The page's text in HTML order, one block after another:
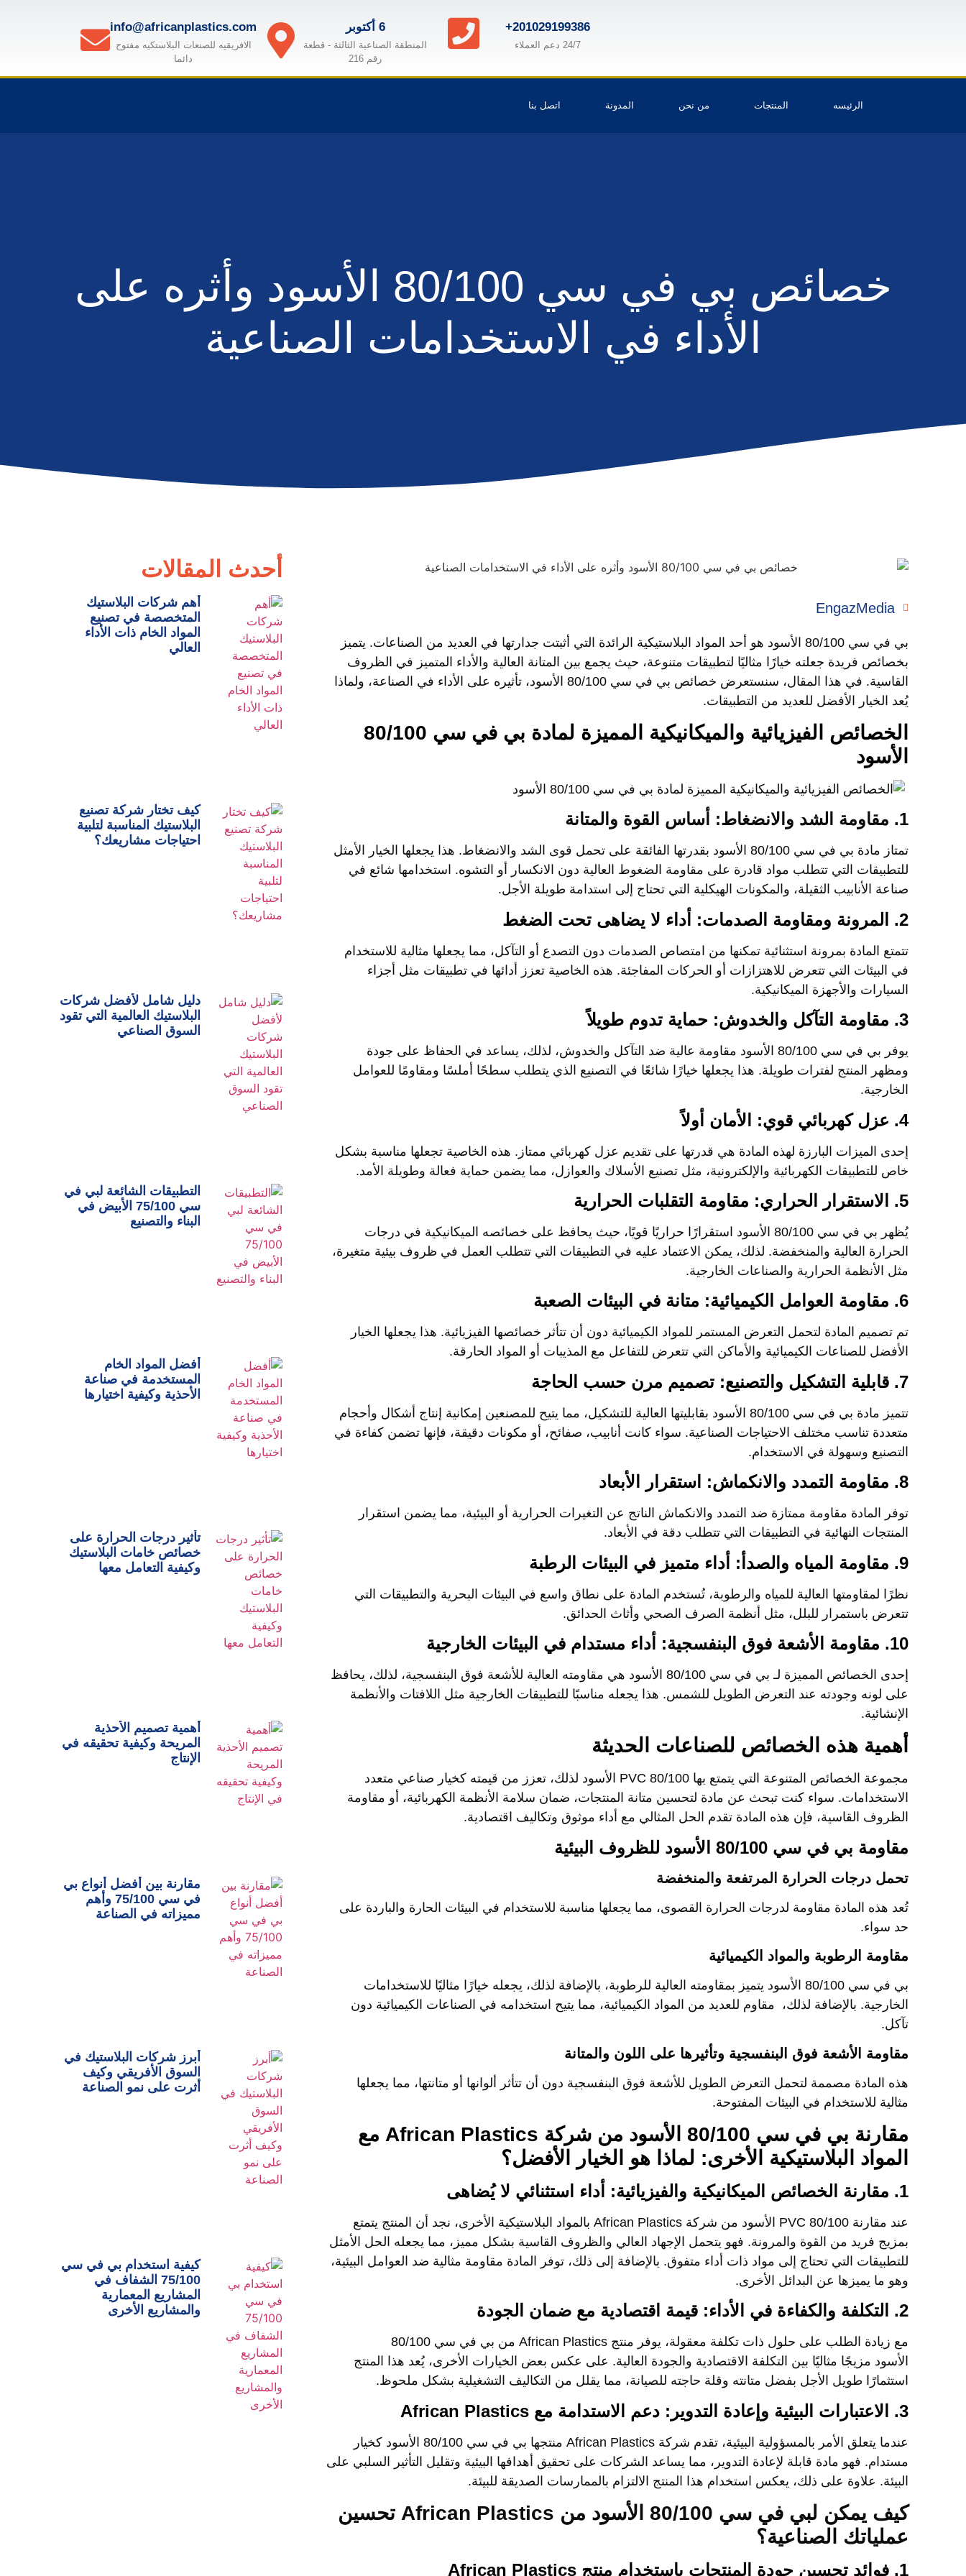
+201029199386
24/7 دعم العملاء
6 أكتوبر
المنطقة الصناعية الثالثة - قطعة
رقم 216
info@africanplastics.com
الافريقيه للصنعات البلاستكيه مفتوح
دائما
الرئيسه المنتجات من نحن المدونة اتصل بنا
خصائص بي في سي 80/100 الأسود وأثره على
الأداء في الاستخدامات الصناعية
EngazMedia
بي في سي 80/100 الأسود هو أحد المواد البلاستيكية الرائدة التي أثبتت جدارتها في العديد من الصناعات. يتميز
بخصائص فريدة جعلته خيارًا مثاليًا لتطبيقات متنوعة، حيث يجمع بين المتانة العالية والأداء المتميز في الظروف
القاسية. في هذا المقال، سنستعرض خصائص بي في سي 80/100 الأسود ، تأثيره على الأداء في الصناعة، ولماذا
يُعد الخيار الأفضل للعديد من التطبيقات.
الخصائص الفيزيائية والميكانيكية المميزة لمادة بي في سي 80/100
الأسود
1. مقاومة الشد والانضغاط: أساس القوة والمتانة
تمتاز مادة بي في سي 80/100 الأسود
بقدرتها الفائقة على تحمل قوى الشد والانضغاط. هذا يجعلها الخيار الأمثل
للتطبيقات التي تتطلب مواد قادرة على مقاومة الضغوط العالية دون الانكسار أو التشوه. استخدامها شائع في
صناعة الأنابيب الثقيلة، والمكونات الهيكلية التي تحتاج إلى استدامة طويلة الأجل.
2. المرونة ومقاومة الصدمات: أداء لا يضاهى تحت الضغط
تتمتع المادة بمرونة استثنائية تمكنها من امتصاص الصدمات دون التصدع أو التآكل، مما يجعلها مثالية للاستخدام
في البيئات التي تتعرض للاهتزازات أو الحركات المفاجئة. هذه الخاصية تعزز أدائها في تطبيقات مثل أجزاء
السيارات والأجهزة الميكانيكية.
3. مقاومة التآكل والخدوش: حماية تدوم طويلاً
يوفر بي في سي 80/100 الأسود
مقاومة عالية ضد التآكل والخدوش، لذلك، يساعد في الحفاظ على جودة
ومظهر المنتج لفترات طويلة. هذا يجعلها خيارًا شائعًا في التصنيع الذي يتطلب سطحًا أملسًا ومقاومًا للعوامل
الخارجية.
4. عزل كهربائي قوي: الأمان أولاً
إحدى الميزات البارزة لهذه المادة هي قدرتها على تقديم عزل كهربائي ممتاز. هذه الخاصية تجعلها مناسبة بشكل
خاص للتطبيقات الكهربائية والإلكترونية، مثل تصنيع الأسلاك والعوازل، مما يضمن حماية فعالة وطويلة الأمد.
5. الاستقرار الحراري: مقاومة التقلبات الحرارية
يُظهر بي في سي 80/100 الأسود
استقرارًا حراريًا قويًا، حيث يحافظ على خصائصه الميكانيكية في درجات
الحرارة العالية والمنخفضة. لذلك، يمكن الاعتماد عليه في التطبيقات التي تتطلب العمل في ظروف بيئية متغيرة،
مثل الأنظمة الحرارية والصناعات الخارجية.
6. مقاومة العوامل الكيميائية: متانة في البيئات الصعبة
تم تصميم المادة لتحمل التعرض المستمر للمواد الكيميائية دون أن تتأثر خصائصها الفيزيائية. هذا يجعلها الخيار
الأفضل للصناعات الكيميائية والأماكن التي تتعرض للتفاعل مع المذيبات أو المواد الحارقة.
7. قابلية التشكيل والتصنيع: تصميم مرن حسب الحاجة
تتميز مادة بي في سي 80/100 الأسود
بقابليتها العالية للتشكيل، مما يتيح للمصنعين إمكانية إنتاج أشكال وأحجام
متعددة تناسب مختلف الاحتياجات الصناعية. سواء كانت أنابيب، صفائح، أو مكونات دقيقة، فإنها تضمن كفاءة في
التصنيع وسهولة في الاستخدام.
8. مقاومة التمدد والانكماش: استقرار الأبعاد
توفر المادة مقاومة ممتازة ضد التمدد والانكماش الناتج عن التغيرات الحرارية أو البيئية، مما يضمن استقرار
المنتجات النهائية في التطبيقات التي تتطلب دقة في الأبعاد.
9. مقاومة المياه والصدأ: أداء متميز في البيئات الرطبة
نظرًا لمقاومتها العالية للمياه والرطوبة، تُستخدم المادة على نطاق واسع في البيئات البحرية والتطبيقات التي
تتعرض باستمرار للبلل، مثل أنظمة الصرف الصحي وأثاث الحدائق.
10. مقاومة الأشعة فوق البنفسجية: أداء مستدام في البيئات الخارجية
إحدى الخصائص المميزة لـ بي في سي 80/100 الأسود
هي مقاومته العالية للأشعة فوق البنفسجية، لذلك، يحافظ
على لونه وجودته عند التعرض الطويل للشمس. هذا يجعله مناسبًا للتطبيقات الخارجية مثل اللافتات والأنظمة
الإنشائية.
أهمية هذه الخصائص للصناعات الحديثة
مجموعة الخصائص المتنوعة التي يتمتع بها PVC 80/100 الأسود
لذلك، تعزز من قيمته كخيار صناعي متعدد
الاستخدامات. سواء كنت تبحث عن مادة لتحسين متانة المنتجات، ضمان سلامة الأنظمة الكهربائية، أو مقاومة
الظروف القاسية، فإن هذه المادة تقدم الحل المثالي مع أداء موثوق وتكاليف اقتصادية.
مقاومة بي في سي 80/100 الأسود للظروف البيئية
تحمل درجات الحرارة المرتفعة والمنخفضة
تُعد هذه المادة مقاومة لدرجات الحرارة القصوى، مما يجعلها مناسبة للاستخدام في البيئات الحارة والباردة على
حد سواء.
مقاومة الرطوبة والمواد الكيميائية
بي في سي 80/100 الأسود يتميز بمقاومته العالية للرطوبة، بالإضافة لذلك، يجعله خيارًا مثاليًا للاستخدامات
الخارجية. بالإضافة لذلك، مقاوم للعديد من المواد الكيميائية، مما يتيح استخدامه في الصناعات الكيميائية دون
تآكل.
مقاومة الأشعة فوق البنفسجية وتأثيرها على اللون والمتانة
هذه المادة مصممة لتحمل التعرض الطويل للأشعة فوق البنفسجية دون أن تتأثر ألوانها أو متانتها، مما يجعلها
مثالية للاستخدام في البيئات المفتوحة.
مقارنة بي في سي 80/100 الأسود من شركة African Plastics مع
المواد البلاستيكية الأخرى: لماذا هو الخيار الأفضل؟
1. مقارنة الخصائص الميكانيكية والفيزيائية: أداء استثنائي لا يُضاهى
عند مقارنة PVC 80/100 الأسود من شركة African Plastics بالمواد البلاستيكية الأخرى، نجد أن المنتج يتمتع
بمزيج فريد من القوة والمرونة. فهو يتحمل الإجهاد العالي والظروف القاسية بشكل مميز، مما يجعله الحل الأمثل
للتطبيقات التي تحتاج إلى مواد ذات أداء متفوق. بالإضافة إلى ذلك، توفر المادة مقاومة مثالية ضد العوامل البيئية،
وهو ما يميزها عن البدائل الأخرى.
2. التكلفة والكفاءة في الأداء: قيمة اقتصادية مع ضمان الجودة
مع زيادة الطلب على حلول ذات تكلفة معقولة، يوفر منتج African Plastics من
بي في سي 80/100
الأسود مزيجًا مثاليًا بين التكلفة الاقتصادية والجودة العالية. على عكس بعض الخيارات الأخرى، يُعد هذا المنتج
استثمارًا طويل الأجل بفضل متانته وقلة حاجته للصيانة، مما يقلل من التكاليف التشغيلية بشكل ملحوظ.
3. الاعتبارات البيئية وإعادة التدوير: دعم الاستدامة مع African Plastics
عندما يتعلق الأمر بالمسؤولية البيئية، تقدم شركة African Plastics منتجها بي في سي 80/100 الأسود
كخيار
مستدام. فهو مادة قابلة لإعادة التدوير، مما يساعد الشركات على تحقيق أهدافها البيئية وتقليل التأثير السلبي على
البيئة. علاوة على ذلك، يعكس استخدام هذا المنتج الالتزام بالممارسات الصديقة للبيئة.
كيف يمكن لبي في سي 80/100 الأسود من African Plastics تحسين
عملياتك الصناعية؟
1. فوائد تحسين جودة المنتجات باستخدام منتج African Plastics
أحدث المقالات
أهم شركات البلاستيك
المتخصصة في تصنيع
المواد الخام ذات الأداء
العالي
كيف تختار شركة تصنيع
البلاستيك المناسبة لتلبية
احتياجات مشاريعك؟
دليل شامل لأفضل شركات
البلاستيك العالمية التي تقود
السوق الصناعي
التطبيقات الشائعة لبي في
سي 75/100 الأبيض في
البناء والتصنيع
أفضل المواد الخام
المستخدمة في صناعة
الأحذية وكيفية اختيارها
تأثير درجات الحرارة على
خصائص خامات البلاستيك
وكيفية التعامل معها
أهمية تصميم الأحذية
المريحة وكيفية تحقيقه في
الإنتاج
مقارنة بين أفضل أنواع بي
في سي 75/100 وأهم
مميزاته في الصناعة
أبرز شركات البلاستيك في
السوق الأفريقي وكيف
أثرت على نمو الصناعة
كيفية استخدام بي في سي
75/100 الشفاف في
المشاريع المعمارية
والمشاريع الأخرى